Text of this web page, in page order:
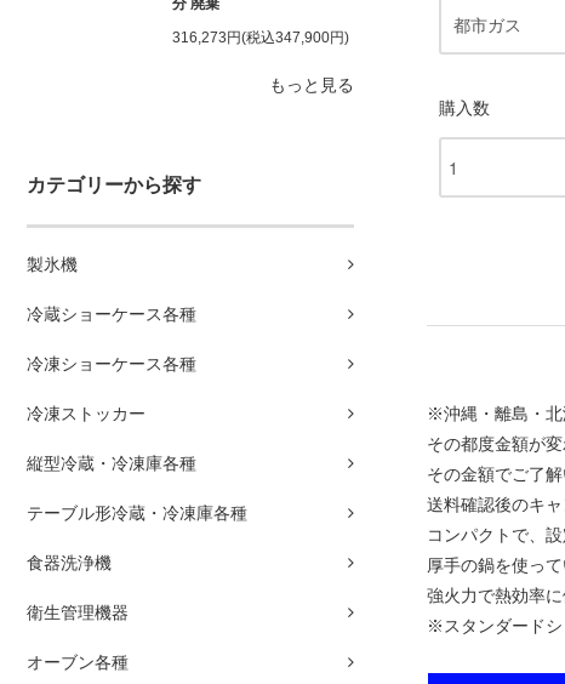
316,273円(税込347,900円)
もっと見る
カテゴリーから探す
製氷機
冷蔵ショーケース各種
冷凍ショーケース各種
冷凍ストッカー
縦型冷蔵・冷凍庫各種
テーブル形冷蔵・冷凍庫各種
食器洗浄機
衛生管理機器
オーブン各種
購入数
※沖縄・離島・北
その都度金額が
その金額でご了
送料確認後のキャ
コンパクトで、設
厚手の鍋を使っ
強火力で熱効率
※スタンダードシ